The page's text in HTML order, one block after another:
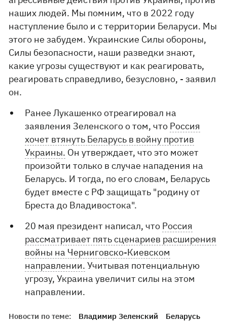
наших людей. Мы помним, что в 2022 году
наступление было и с территории Беларуси. Мы
этого не забудем. Украинские Силы обороны,
Силы безопасности, наши разведки знают,
какие угрозы существуют и как реагировать,
реагировать справедливо, безусловно, - заявил
он.
Ранее Лукашенко отреагировал на
заявления Зеленского о том, что Россия
хочет втянуть Беларусь в войну против
Украины. Он утверждает, что это может
произойти только в случае нападения на
Беларусь. И тогда, по его словам, Беларусь
будет вместе с РФ защищать "родину от
Бреста до Владивостока".
20 мая президент написал, что Россия
рассматривает пять сценариев расширения
войны на Черниговско-Киевском
направлении. Учитывая потенциальную
угрозу, Украина увеличит силы на этом
направлении.
Новости по теме: Владимир Зеленский Беларусь